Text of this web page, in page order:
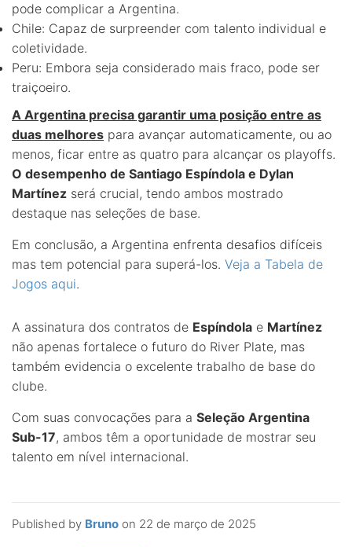
Published by Bruno on 22 de março de 2025
pode complicar a Argentina.
Chile: Capaz de surpreender com talento individual e
coletividade.
Peru: Embora seja considerado mais fraco, pode ser
traiçoeiro.
A Argentina precisa garantir uma posição entre as
duas melhores para avançar automaticamente, ou ao
menos, ficar entre as quatro para alcançar os playoffs.
O desempenho de Santiago Espíndola e Dylan
Martínez será crucial, tendo ambos mostrado
destaque nas seleções de base.
Em conclusão, a Argentina enfrenta desafios difíceis
mas tem potencial para superá-los. Veja a Tabela de
Jogos aqui.
A assinatura dos contratos de Espíndola e Martínez
não apenas fortalece o futuro do River Plate, mas
também evidencia o excelente trabalho de base do
clube.
Com suas convocações para a Seleção Argentina
Sub-17, ambos têm a oportunidade de mostrar seu
talento em nível internacional.